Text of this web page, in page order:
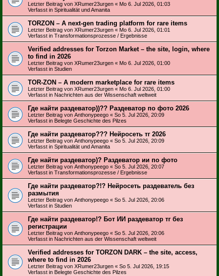
Letzter Beitrag von XRumer23urgen « Mo 6. Jul 2026, 01:03
Verfasst in Spiritualität und Amanita
ТОRZON – A next-gen trading platform for rare items
Letzter Beitrag von XRumer23urgen « Mo 6. Jul 2026, 01:01
Verfasst in Transformationsprozesse / Ergebnisse
Verified addresses for Torzon Market – the site, login, where
to find in 2026
Letzter Beitrag von XRumer23urgen « Mo 6. Jul 2026, 01:00
Verfasst in Studien
TOR-ZON – A modern marketplace for rare items
Letzter Beitrag von XRumer23urgen « Mo 6. Jul 2026, 01:00
Verfasst in Nachrichten aus der Wissenschaft weltweit
Где найти раздеватор))?? Раздеватор по фото 2026
Letzter Beitrag von Anthonypeego « So 5. Jul 2026, 20:09
Verfasst in Belegte Geschichte des Pilzes
Где найти раздеватор??? Нейросеть тг 2026
Letzter Beitrag von Anthonypeego « So 5. Jul 2026, 20:09
Verfasst in Spiritualität und Amanita
Где найти раздеватор)? Раздеватор ии по фото
Letzter Beitrag von Anthonypeego « So 5. Jul 2026, 20:07
Verfasst in Transformationsprozesse / Ergebnisse
Где найти раздеватор?!? Нейросеть раздеватель без
размытия
Letzter Beitrag von Anthonypeego « So 5. Jul 2026, 20:06
Verfasst in Studien
Где найти раздеватор!? Бот ИИ раздеватор тг без
регистрации
Letzter Beitrag von Anthonypeego « So 5. Jul 2026, 20:06
Verfasst in Nachrichten aus der Wissenschaft weltweit
Verified addresses for TORZON DARK – the site, access,
where to find in 2026
Letzter Beitrag von XRumer23urgen « So 5. Jul 2026, 19:15
Verfasst in Belegte Geschichte des Pilzes